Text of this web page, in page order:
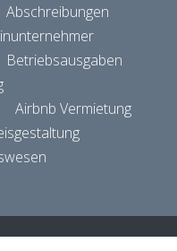
Abschreibungen
Betriebsausgaben
Airbnb Vermietung